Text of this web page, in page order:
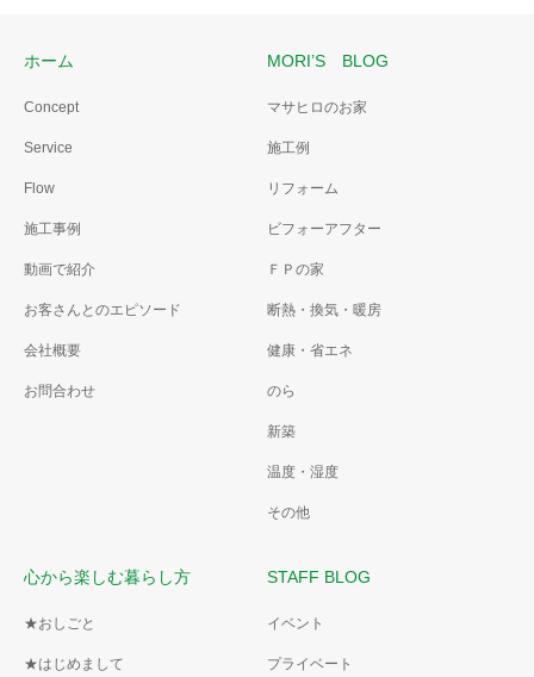
ホーム
Concept
Service
Flow
施工事例
動画で紹介
お客さんとのエピソード
会社概要
お問合わせ
MORI’S BLOG
マサヒロのお家
施工例
リフォーム
ビフォーアフター
ＦＰの家
断熱・換気・暖房
健康・省エネ
のら
新築
温度・湿度
その他
心から楽しむ暮らし方
★おしごと
★はじめまして
STAFF BLOG
イベント
プライベート